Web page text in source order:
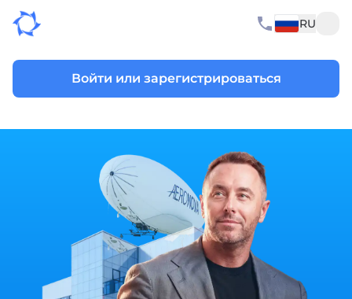
RU
Войти или зарегистрироваться